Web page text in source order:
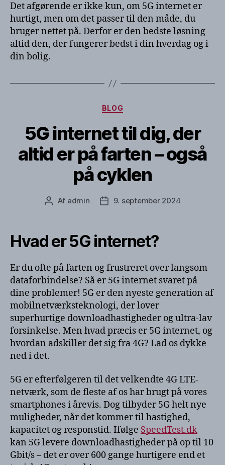
Det afgørende er ikke kun, om 5G internet er
hurtigt, men om det passer til den måde, du
bruger nettet på. Derfor er den bedste løsning
altid den, der fungerer bedst i din hverdag og i
din bolig.
Kategorier
BLOG
5G internet til dig, der
altid er på farten – også
på cyklen
Indlægsforfatter
Af admin Indlægsdato
9. september 2024
Hvad er 5G internet?
Er du ofte på farten og frustreret over langsom
dataforbindelse? Så er 5G internet svaret på
dine problemer! 5G er den nyeste generation af
mobilnetværksteknologi, der lover
superhurtige downloadhastigheder og ultra-lav
forsinkelse. Men hvad præcis er 5G internet, og
hvordan adskiller det sig fra 4G? Lad os dykke
ned i det.
5G er efterfølgeren til det velkendte 4G LTE-
netværk, som de fleste af os har brugt på vores
smartphones i årevis. Dog tilbyder 5G helt nye
muligheder, når det kommer til hastighed,
kapacitet og responstid. Ifølge SpeedTest.dk
kan 5G levere downloadhastigheder på op til 10
Gbit/s – det er over 600 gange hurtigere end et